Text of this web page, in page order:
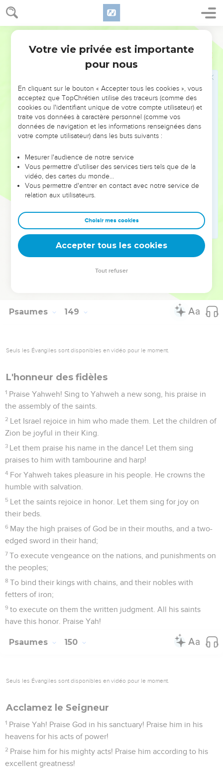
Psaumes 148
Praise him, sun and moon! Praise him, all you shining stars!
Praise him, you heavens of heavens, You waters that are
above the heavens.
Let them praise the name of Yahweh, For he commanded,
made a decree which will not pass away.
Praise Yahweh from the earth, you great sea creatures, and
all depths!
Lightning and hail, snow and clouds; stormy wind, fulfilling
mountains and all hills; fruit trees and all cedars;
wild animals and all livestock; small creatures and flying
birds;
kings of the earth and all peoples; princes and all judges of
the earth;
both young men and maidens; old men and children:
let them praise the name of Yahweh, for his name alone is
exalted. His glory is above the earth and the heavens.
He has lifted up the horn of his people, the praise of all his
Psaumes 149
Seuls les Évangiles sont disponibles en vidéo pour le moment.
L'honneur des fidèles
1 Praise Yahweh! Sing to Yahweh a new song, his praise in
the assembly of the saints.
2 Let Israel rejoice in him who made them. Let the children of
Zion be joyful in their King.
3 Let them praise his name in the dance! Let them sing
praises to him with tambourine and harp!
4 For Yahweh takes pleasure in his people. He crowns the
humble with salvation.
5 Let the saints rejoice in honor. Let them sing for joy on
their beds.
6 May the high praises of God be in their mouths, and a two-
edged sword in their hand;
7 To execute vengeance on the nations, and punishments on
the peoples;
8 To bind their kings with chains, and their nobles with
fetters of iron;
9 to execute on them the written judgment. All his saints
have this honor. Praise Yah!
Psaumes 150
Seuls les Évangiles sont disponibles en vidéo pour le moment.
Acclamez le Seigneur
1 Praise Yah! Praise God in his sanctuary! Praise him in his
heavens for his acts of power!
2 Praise him for his mighty acts! Praise him according to his
excellent greatness!
Votre vie privée est importante
pour nous
En cliquant sur le bouton « Accepter tous les cookies », vous
acceptez que TopChrétien utilise des traceurs (comme des
cookies ou l'identifiant unique de votre compte utilisateur) et
traite vos données à caractère personnel (comme vos
données de navigation et les informations renseignées dans
votre compte utilisateur) dans les buts suivants :
Mesurer l'audience de notre service
Vous permettre d'utiliser des services tiers tels que de la
vidéo, des cartes du monde…
Vous permettre d'entrer en contact avec notre service de
relation aux utilisateurs.
Choisir mes cookies
Accepter tous les cookies
Tout refuser